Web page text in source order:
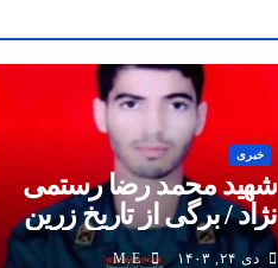
خبری
شهید محمد رضا رستمی
نژاد / برگی از تاریخ زرین
انقلاب
دی ۲۴, ۱۴۰۳ M.E